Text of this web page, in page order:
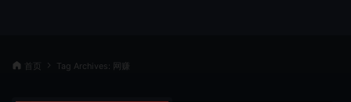
首页 Tag Archives: 网赚